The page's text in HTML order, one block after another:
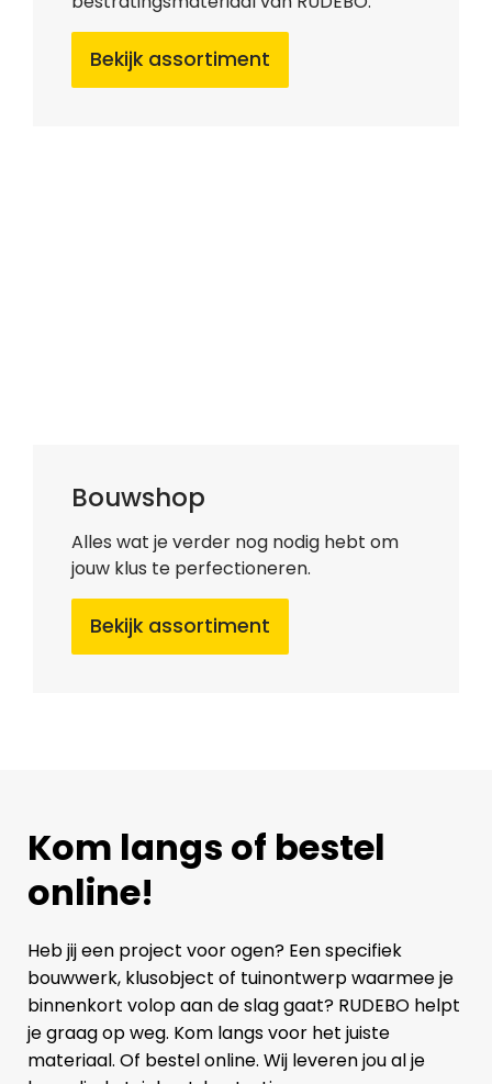
Bekijk assortiment
Bouwshop
Alles wat je verder nog nodig hebt om
jouw klus te perfectioneren.
Bekijk assortiment
Kom langs of bestel
online!
Heb jij een project voor ogen? Een specifiek
bouwwerk, klusobject of tuinontwerp waarmee je
binnenkort volop aan de slag gaat? RUDEBO helpt
je graag op weg. Kom langs voor het juiste
materiaal. Of bestel online. Wij leveren jou al je